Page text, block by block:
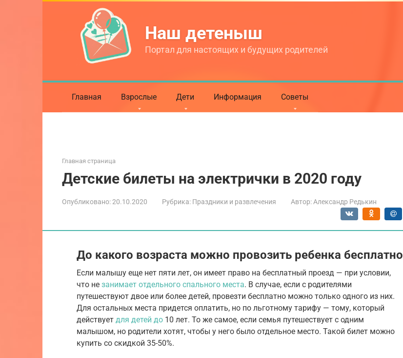
Наш детеныш
Портал для настоящих и будущих родителей
Главная Взрослые Дети Информация Советы
Главная страница
Детские билеты на электрички в 2020 году
Опубликовано:20.10.2020 Рубрика: Праздники и развлечения Автор: Александр Редькин
До какого возраста можно провозить ребенка бесплатно
Если малышу еще нет пяти лет, он имеет право на бесплатный проезд — при условии,
что не занимает отдельного спального места. В случае, если с родителями
путешествуют двое или более детей, провезти бесплатно можно только одного из них.
Для остальных места придется оплатить, но по льготному тарифу — тому, который
действует для детей до 10 лет. То же самое, если семья путешествует с одним
малышом, но родители хотят, чтобы у него было отдельное место. Такой билет можно
купить со скидкой 35-50%.